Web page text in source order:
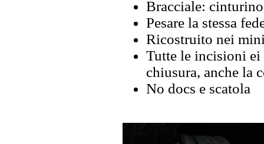
Bracciale:
Pesare la stessa
Ricostruito nei
Tutte le incisioni
chiusura, anche la
No docs e scatola